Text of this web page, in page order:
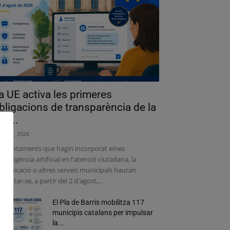
UE activa les primeres
de transparència de la
31, 2026
ajuntaments que hagin incorporat eines
artificial en l'atenció ciutadana, la
o altres serveis municipals hauran
se, a partir del 2 d'agost,...
El Pla de Barris mobilitza 117
municipis catalans per impulsar
la...